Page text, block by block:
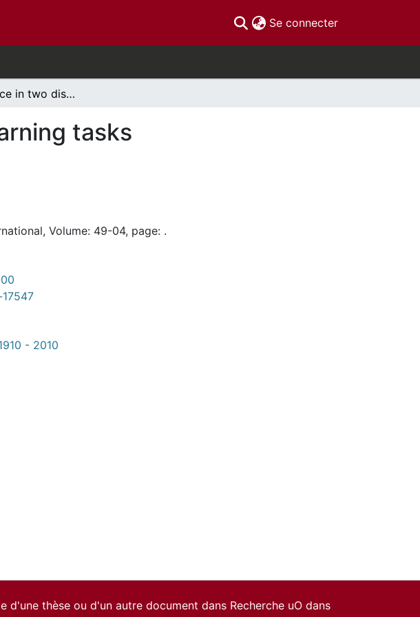
Se connecter(current)
Reminiscence in two discrete motor learning tasks
tasks
Volume: 49-04, page: .
- 2010
d'une thèse ou d'un autre document dans Recherche uO dans